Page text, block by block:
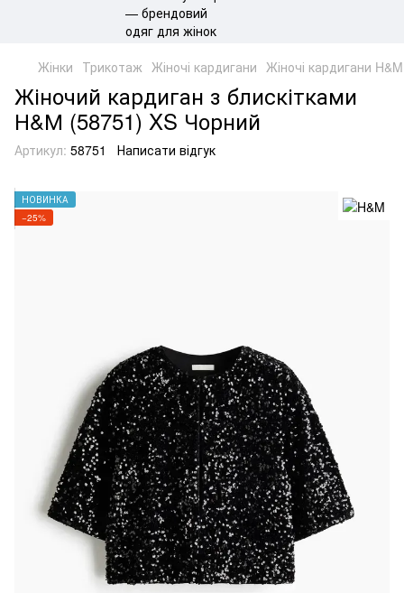
Жінки Трикотаж Жіночі кардигани Жіночі кардигани H&M
Жіночий кардиган з блискітками
Н&М (58751) XS Чорний
Артикул: 58751 Написати відгук
НОВИНКА
−25%